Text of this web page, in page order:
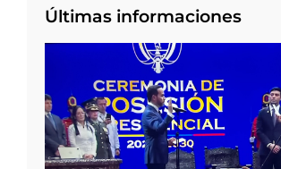
Últimas informaciones